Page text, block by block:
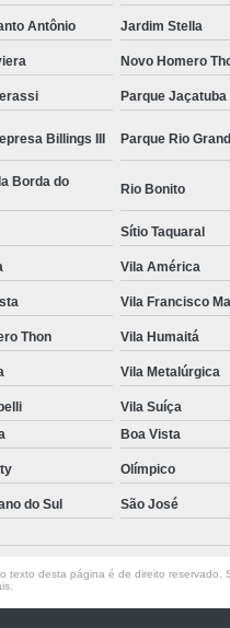
Antônio Jardim Stella
Novo Homero
Parque Jaçatuba
Billings III Parque Rio
Borda do
Rio Bonito
Sítio Taquaral
Vila América
Vila Francisco
Thon Vila Humaitá
Vila Metalúrgica
Vila Suíça
Boa Vista
Olímpico
do Sul
São José
texto desta página é de direito reservado.